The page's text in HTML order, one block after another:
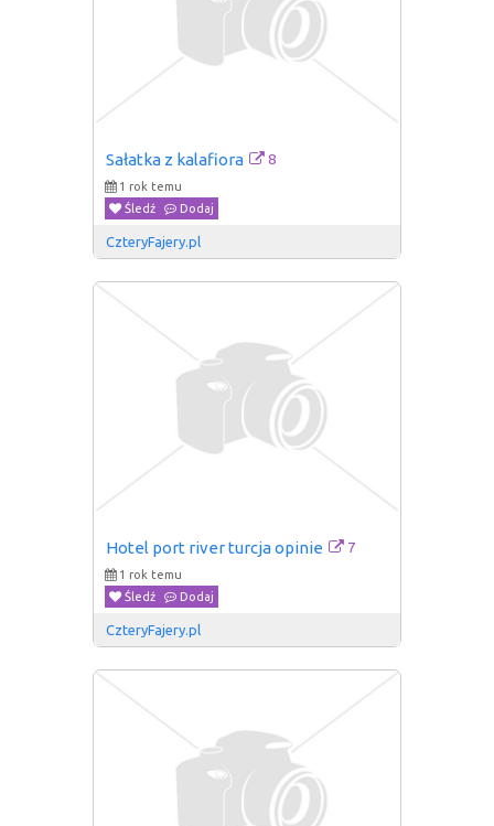
Sałatka z kalafiora 8
1 rok temu
Śledź
Dodaj
CzteryFajery.pl
Hotel port river turcja opinie 7
1 rok temu
Śledź
Dodaj
CzteryFajery.pl